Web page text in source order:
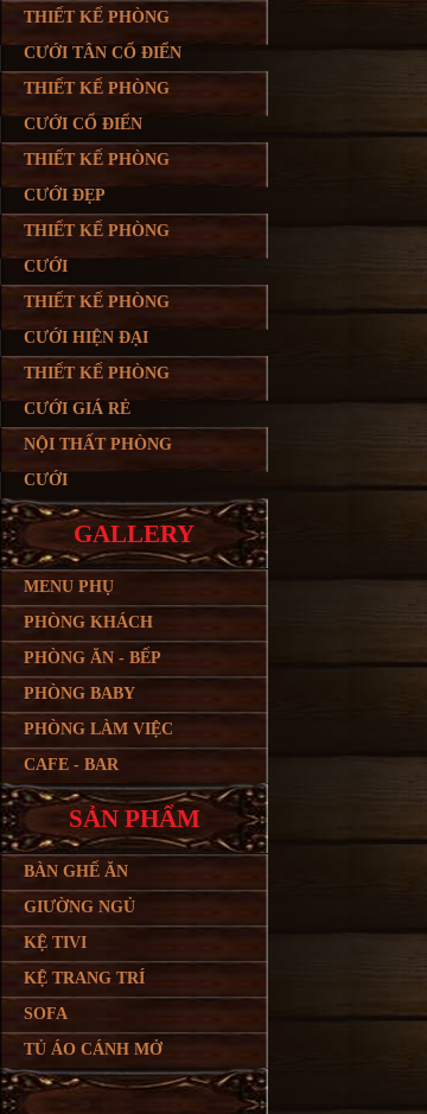
THIẾT KẾ PHÒNG
CƯỚI TÂN CỔ ĐIỂN
THIẾT KẾ PHÒNG
CƯỚI CỔ ĐIỂN
THIẾT KẾ PHÒNG
CƯỚI ĐẸP
THIẾT KẾ PHÒNG
CƯỚI
THIẾT KẾ PHÒNG
CƯỚI HIỆN ĐẠI
THIẾT KẾ PHÒNG
CƯỚI GIÁ RẺ
NỘI THẤT PHÒNG
CƯỚI
GALLERY
MENU PHỤ
PHÒNG KHÁCH
PHÒNG ĂN - BẾP
PHÒNG BABY
PHÒNG LÀM VIỆC
CAFE - BAR
SẢN PHẨM
BÀN GHẾ ĂN
GIƯỜNG NGỦ
KỆ TIVI
KỆ TRANG TRÍ
SOFA
TỦ ÁO CÁNH MỞ